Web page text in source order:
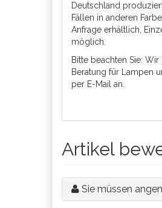
Deutschland
Fällen in anderen
Anfrage erhältlich,
möglich.
Bitte beachten Sie:
Beratung für Lampen
per E-Mail an.
Artikel
Sie müssen